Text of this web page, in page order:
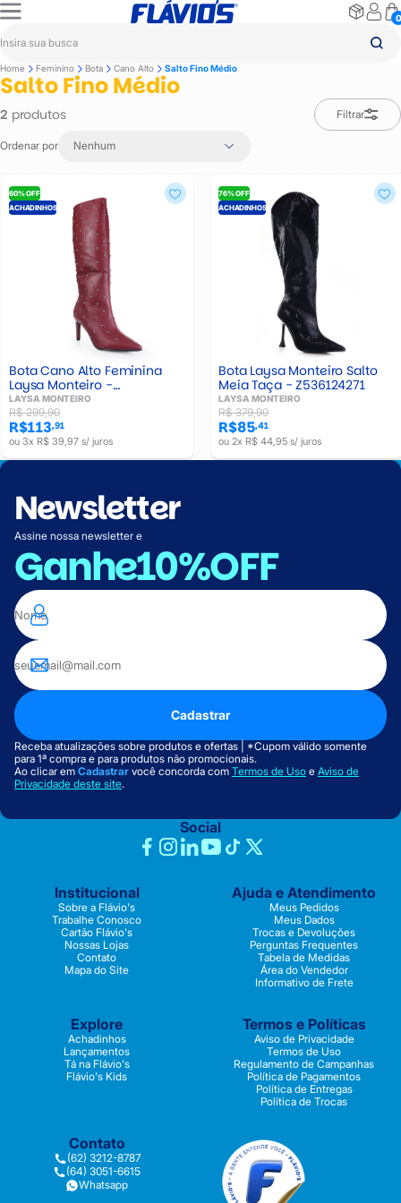
0
Home Feminino Bota Cano Alto Salto Fino Médio
Salto Fino Médio
2 produtos Filtrar
Ordenar por Nenhum
60% OFF
ACHADINHOS
Bota Cano Alto Feminina
Laysa Monteiro -
Z544028230
LAYSA MONTEIRO
R$ 299,90
R$113,91
ou 3x R$ 39,97 s/ juros
76% OFF
ACHADINHOS
Bota Laysa Monteiro Salto
Meia Taça - Z536124271
LAYSA MONTEIRO
R$ 379,90
R$85,41
ou 2x R$ 44,95 s/ juros
Newsletter
Assine nossa newsletter e
Ganhe10%OFF
Cadastrar
Receba atualizações sobre produtos e ofertas | *Cupom válido somente
para 1ª compra e para produtos não promocionais.
Ao clicar em Cadastrar você concorda com Termos de Uso e Aviso de
Privacidade deste site.
Social
Institucional
Sobre a Flávio's
Trabalhe Conosco
Cartão Flávio's
Nossas Lojas
Contato
Mapa do Site
Ajuda e Atendimento
Meus Pedidos
Meus Dados
Trocas e Devoluções
Perguntas Frequentes
Tabela de Medidas
Área do Vendedor
Informativo de Frete
Explore
Achadinhos
Lançamentos
Tá na Flávio's
Flávio's Kids
Termos e Políticas
Aviso de Privacidade
Termos de Uso
Regulamento de Campanhas
Política de Pagamentos
Política de Entregas
Política de Trocas
Contato
(62) 3212-8787
(64) 3051-6615
Whatsapp